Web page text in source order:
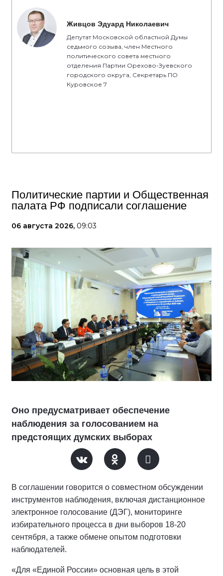
Живцов Эдуард Николаевич
Депутат Московской областной Думы
седьмого созыва, член Местного
политического совета местного
отделения Партии Орехово-Зуевского
городского округа, Секретарь ПО
Куровское 7
Политические партии и Общественная
палата РФ подписали соглашение
06 августа 2026, 09:03
Оно предусматривает обеспечение
наблюдения за голосованием на
предстоящих думских выборах
В соглашении говорится о совместном обсуждении
инструментов наблюдения, включая дистанционное
электронное голосование (ДЭГ), мониторинге
избирательного процесса в дни выборов 18-20
сентября, а также обмене опытом подготовки
наблюдателей.
«Для «Единой России» основная цель в этой